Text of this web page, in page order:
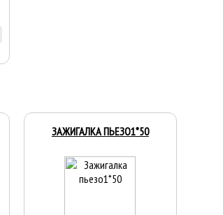
ЗАЖИГАЛКА ПЬЕЗО1*50